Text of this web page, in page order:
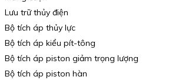
Lưu trữ thủy điện
Bộ tích áp thủy lực
Bộ tích áp kiểu pít-tông
Bộ tích áp piston giảm trọng lượng
Bộ tích áp piston hàn